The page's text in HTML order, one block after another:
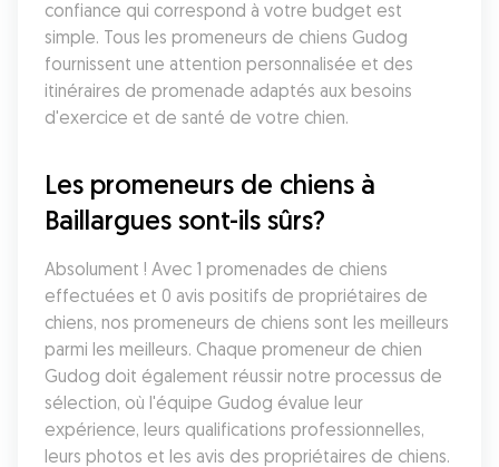
confiance qui correspond à votre budget est
simple. Tous les promeneurs de chiens Gudog
fournissent une attention personnalisée et des
itinéraires de promenade adaptés aux besoins
d'exercice et de santé de votre chien.
Les promeneurs de chiens à
Baillargues sont-ils sûrs?
Absolument ! Avec 1 promenades de chiens
effectuées et 0 avis positifs de propriétaires de
chiens, nos promeneurs de chiens sont les meilleurs
parmi les meilleurs. Chaque promeneur de chien
Gudog doit également réussir notre processus de
sélection, où l'équipe Gudog évalue leur
expérience, leurs qualifications professionnelles,
leurs photos et les avis des propriétaires de chiens.